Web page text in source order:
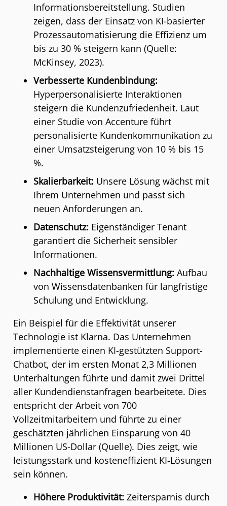
Informationsbereitstellung. Studien
zeigen, dass der Einsatz von KI-basierter
Prozessautomatisierung die Effizienz um
bis zu 30 % steigern kann (Quelle:
McKinsey, 2023).
Verbesserte Kundenbindung:
Hyperpersonalisierte Interaktionen
steigern die Kundenzufriedenheit. Laut
einer Studie von Accenture führt
personalisierte Kundenkommunikation zu
einer Umsatzsteigerung von 10 % bis 15
%.
Skalierbarkeit: Unsere Lösung wächst mit
Ihrem Unternehmen und passt sich
neuen Anforderungen an.
Datenschutz: Eigenständiger Tenant
garantiert die Sicherheit sensibler
Informationen.
Nachhaltige Wissensvermittlung: Aufbau
von Wissensdatenbanken für langfristige
Schulung und Entwicklung.
Ein Beispiel für die Effektivität unserer
Technologie ist Klarna. Das Unternehmen
implementierte einen KI-gestützten Support-
Chatbot, der im ersten Monat 2,3 Millionen
Unterhaltungen führte und damit zwei Drittel
aller Kundendienstanfragen bearbeitete. Dies
entspricht der Arbeit von 700
Vollzeitmitarbeitern und führte zu einer
geschätzten jährlichen Einsparung von 40
Millionen US-Dollar (Quelle). Dies zeigt, wie
leistungsstark und kosteneffizient KI-Lösungen
sein können.
Höhere Produktivität: Zeitersparnis durch